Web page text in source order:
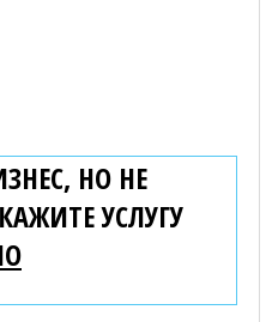
НО НЕ
УСЛУГУ